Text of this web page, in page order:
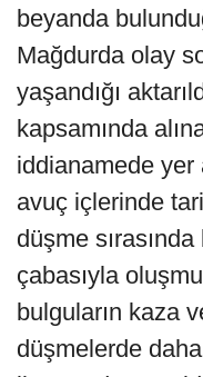
beyanda
Mağdurda olay
yaşandığı
kapsamında
iddianamede yer
avuç içlerinde
düşme
çabasıyla
bulguların kaza
düşmelerde